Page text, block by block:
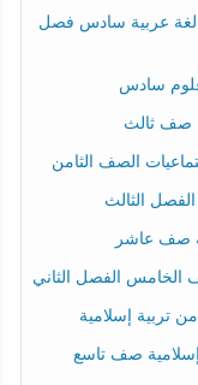
لغة عربية سادس فصل
علوم سادس
صف ثالث
الصف الثامن
الثالث
صف عاشر
الفصل الثاني
تربية إسلامية
صف تاسع